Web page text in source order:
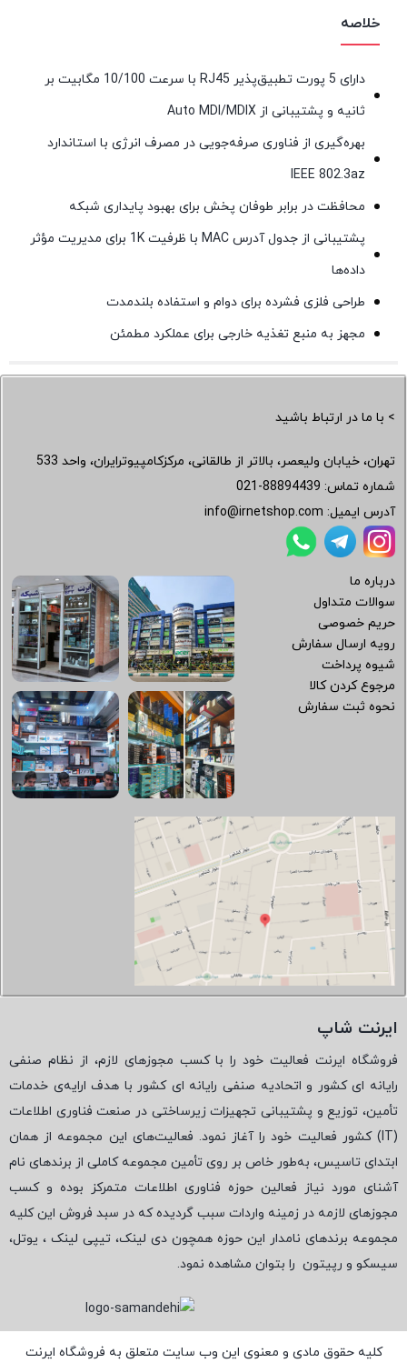
خلاصه
دارای 5 پورت تطبیق‌پذیر RJ45 با سرعت 10/100 مگابیت بر
ثانیه و پشتیبانی از Auto MDI/MDIX
بهره‌گیری از فناوری صرفه‌جویی در مصرف انرژی با استاندارد
IEEE 802.3az
محافظت در برابر طوفان پخش برای بهبود پایداری شبکه
پشتیبانی از جدول آدرس MAC با ظرفیت 1K برای مدیریت مؤثر
داده‌ها
طراحی فلزی فشرده برای دوام و استفاده بلندمدت
مجهز به منبع تغذیه خارجی برای عملکرد مطمئن
> با ما در ارتباط باشید
تهران، خیابان ولیعصر، بالاتر از طالقانی، مرکزکامپیوترایران، واحد 533
شماره تماس: 021-88894439
آدرس ایمیل: info@irnetshop.com
درباره ما
سوالات متداول
حریم خصوصی
رویه ارسال سفارش
شیوه پرداخت
مرجوع کردن کالا
نحوه ثبت سفارش
ایرنت شاپ
فروشگاه ایرنت فعالیت خود را با کسب مجوزهای لازم، از نظام صنفی
رایانه ای کشور و اتحادیه صنفی رایانه ای کشور با هدف ارایه‌ی خدمات
تأمین، توزیع و پشتیبانی تجهیزات زیرساختی در صنعت فناوری اطلاعات
(
IT) کشور فعالیت خود را آغاز نمود. فعالیت‌های این مجموعه از همان
ابتدای تاسیس، به‌طور خاص بر روی تأمین مجموعه کاملی از برندهای نام
آشنای مورد نیاز فعالین حوزه فناوری اطلاعات متمرکز بوده و کسب
مجوزهای لازمه در زمینه واردات سبب گردیده که در سبد فروش این کلیه
مجموعه برندهای نامدار این حوزه همچون دی لینک، تیپی لینک ، یوتل،
سیسکو و رپیتون را بتوان مشاهده نمود.
کلیه حقوق مادی و معنوی این وب سایت متعلق به فروشگاه ایرنت